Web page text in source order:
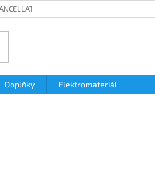
POLICY
Doplňky Elektromateriál